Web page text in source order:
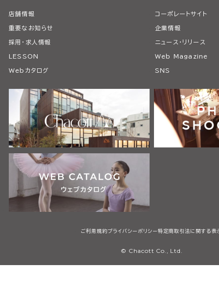
店舗情報 コーポレートサイト
重要なお知らせ 企業情報
採用・求人情報 ニュース・リリース
LESSON Web Magazine
Webカタログ SNS
ご利用規約プライバシーポリシー特定商取引法に関する表
© Chacott Co., Ltd.